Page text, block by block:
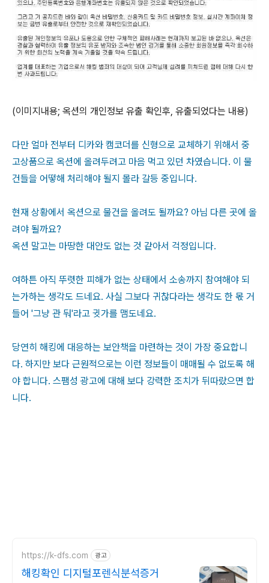
(이미지내용; 옥션의 개인정보 유출 확인후, 유출되었다는 내용)
다만 얼마 전부터 디카와 캠코더를 신형으로 교체하기 위해서 중
고상품으로 옥션에 올려두려고 마음 먹고 있던 차였습니다. 이 물
건들을 어떻해 처리해야 될지 몰라 갈등 중입니다.
현재 상황에서 옥션으로 물건을 올려도 될까요? 아님 다른 곳에 올
려야 될까요?
옥션 말고는 마땅한 대안도 없는 것 같아서 걱정입니다.
여하튼 아직 뚜렷한 피해가 없는 상태에서 소송까지 참여해야 되
는가하는 생각도 드네요. 사실 그보다 귀찮다라는 생각도 한 몫 거
들어 '그냥 관 둬'라고 귓가를 맴도네요.
당연히 해킹에 대응하는 보안책을 마련하는 것이 가장 중요합니
다. 하지만 보다 근원적으로는 이런 정보들이 매매될 수 없도록 해
야 합니다. 스팸성 광고에 대해 보다 강력한 조치가 뒤따랐으면 합
니다.
https://k-dfs.com 광고
해킹확인 디지털포렌식분석증거